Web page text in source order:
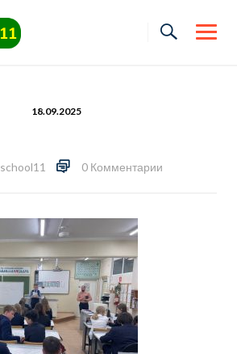
18.09.2025
school11 0 Комментарии